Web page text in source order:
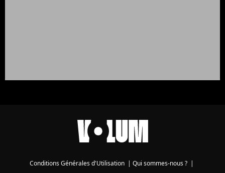
Conditions Générales d'Utilisation | Qui sommes-nous ? |